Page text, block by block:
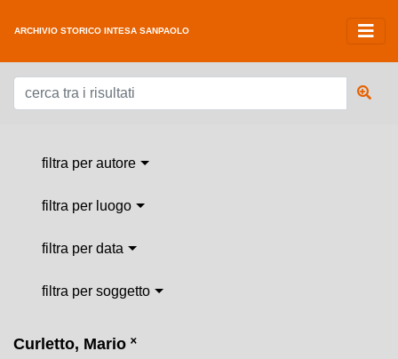
ARCHIVIO STORICO INTESA SANPAOLO
filtra per autore
filtra per luogo
filtra per data
filtra per soggetto
Curletto, Mario ˟